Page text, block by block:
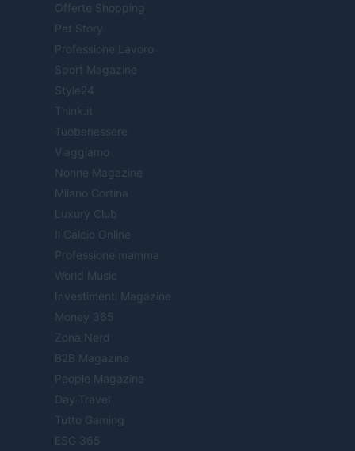
Offerte Shopping
Pet Story
Professione Lavoro
Sport Magazine
Style24
Think.it
Tuobenessere
Viaggiamo
Nonne Magazine
Milano Cortina
Luxury Club
Il Calcio Online
Professione mamma
World Music
Investimenti Magazine
Money 365
Zona Nerd
B2B Magazine
People Magazine
Day Travel
Tutto Gaming
ESG 365